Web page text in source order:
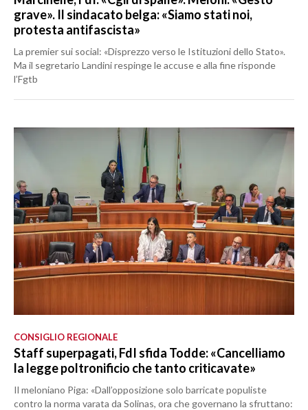
grave». Il sindacato belga: «Siamo stati noi,
protesta antifascista»
La premier sui social: «Disprezzo verso le Istituzioni dello Stato».
Ma il segretario Landini respinge le accuse e alla fine risponde
l’Fgtb
CONSIGLIO REGIONALE
Staff superpagati, FdI sfida Todde: «Cancelliamo
la legge poltronificio che tanto criticavate»
Il meloniano Piga: «Dall’opposizione solo barricate populiste
contro la norma varata da Solinas, ora che governano la sfruttano: